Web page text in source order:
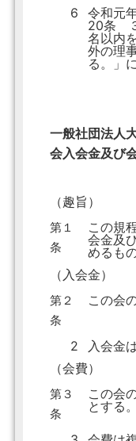
6
令和元
20条
名以内
外の理
る。」
一般社団法人
会入会金及び
（趣旨）
第１
条
この規
会金及
めるも
（入会金）
第２
条
この会
2
入会金
（会費）
第３
条
この会
とする。